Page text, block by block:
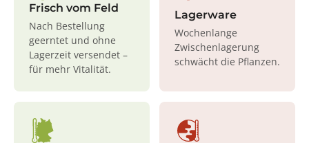
Frisch vom Feld
Nach Bestellung
geerntet und ohne
Lagerzeit versendet –
für mehr Vitalität.
Lagerware
Wochenlange
Zwischenlagerung
schwächt die Pflanzen.